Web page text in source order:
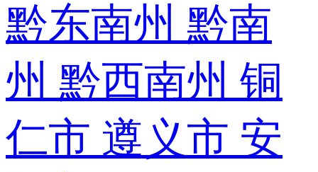
黔东南州 黔南
州 黔西南州 铜
仁市 遵义市 安